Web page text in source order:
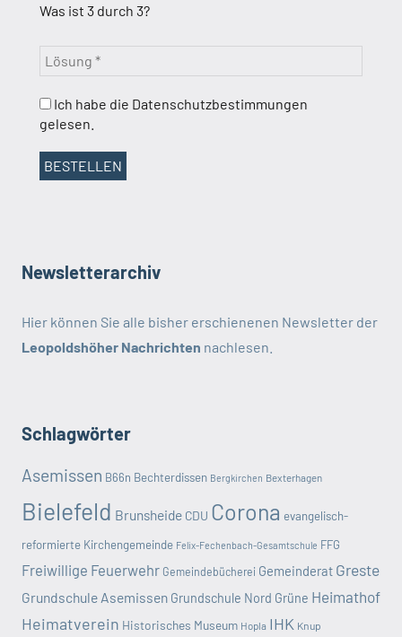
Was ist 3 durch 3?
Ich habe die Datenschutzbestimmungen
gelesen.
Newsletterarchiv
Hier können Sie alle bisher erschienenen Newsletter der
Leopoldshöher Nachrichten nachlesen.
Schlagwörter
Asemissen B66n Bechterdissen Bergkirchen Bexterhagen
Bielefeld Brunsheide CDU Corona evangelisch-
reformierte Kirchengemeinde Felix-Fechenbach-Gesamtschule FFG
Freiwillige Feuerwehr Gemeindebücherei Gemeinderat Greste
Grundschule Asemissen Grundschule Nord Grüne Heimathof
Heimatverein Historisches Museum Hopla IHK Knup